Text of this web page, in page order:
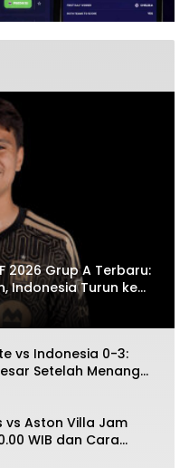
2026 Grup A Terbaru:
Indonesia Turun ke
vs Indonesia 0-3:
Setelah Menang
vs Aston Villa Jam
WIB dan Cara